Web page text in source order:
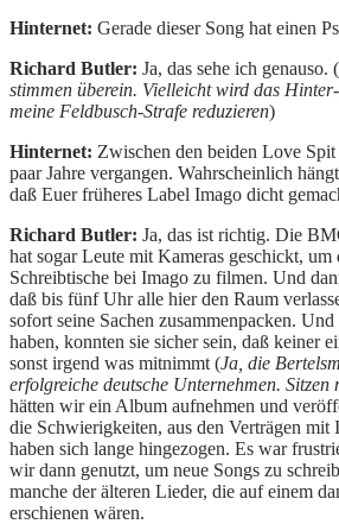
Hinternet: Gerade dieser Song hat einen
Richard Butler: Ja, das sehe ich genauso. (
stimmen überein. Vielleicht wird das
meine Feldbusch-Strafe reduzieren)
Hinternet: Zwischen den beiden Love
paar Jahre vergangen. Wahrscheinlich
daß Euer früheres Label Imago dicht
Richard Butler: Ja, das ist richtig. Die
hat sogar Leute mit Kameras geschickt,
Schreibtische bei Imago zu filmen. Und
daß bis fünf Uhr alle hier den Raum
sofort seine Sachen zusammenpacken.
haben, konnten sie sicher sein, daß keiner
sonst irgend was mitnimmt (Ja, die
erfolgreiche deutsche Unternehmen. Sitzen
hätten wir ein Album aufnehmen und
die Schwierigkeiten, aus den Verträgen mit
haben sich lange hingezogen. Es war
wir dann genutzt, um neue Songs zu
manche der älteren Lieder, die auf einem
erschienen wären.